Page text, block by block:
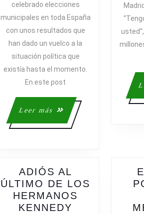
DEPORTE
EN
LA
NUEVA
celebrado elecciones
municipales en toda España
con unos resultados que
han dado un vuelco a la
situación política que
existía hasta el momento.
En este post
Leer más
Leer
más
ADIÓS AL
ÚLTIMO DE LOS
HERMANOS
KENNEDY